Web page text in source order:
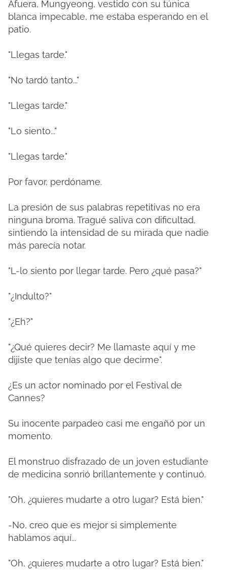
Afuera, Mungyeong, vestido con su túnica
blanca impecable, me estaba esperando en el
patio.
"Llegas tarde."
"No tardó tanto..."
"Llegas tarde."
"Lo siento..."
"Llegas tarde."
Por favor, perdóname.
La presión de sus palabras repetitivas no era
ninguna broma. Tragué saliva con dificultad,
sintiendo la intensidad de su mirada que nadie
más parecía notar.
"L-lo siento por llegar tarde. Pero ¿qué pasa?"
"¿Indulto?"
"¿Eh?"
"¿Qué quieres decir? Me llamaste aquí y me
dijiste que tenías algo que decirme".
¿Es un actor nominado por el Festival de
Cannes?
Su inocente parpadeo casi me engañó por un
momento.
El monstruo disfrazado de un joven estudiante
de medicina sonrió brillantemente y continuó.
"Oh, ¿quieres mudarte a otro lugar? Está bien."
-No, creo que es mejor si simplemente
hablamos aquí...
"Oh, ¿quieres mudarte a otro lugar? Está bien."